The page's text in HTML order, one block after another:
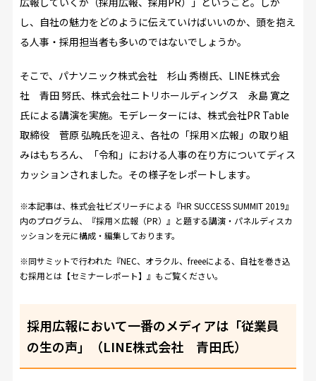
し、自社の魅力をどのように伝えていけばいいのか、頭を抱え
る人事・採用担当者も多いのではないでしょうか。
そこで、パナソニック株式会社 杉山 秀樹氏、LINE株式会
社 青田 努氏、株式会社ニトリホールディングス 永島 寛之
氏による講演を実施。モデレーターには、株式会社PR Table
取締役 菅原 弘暁氏を迎え、各社の「採用×広報」の取り組
みはもちろん、「令和」における人事の在り方についてディス
カッションされました。その様子をレポートします。
※本記事は、株式会社ビズリーチによる『HR SUCCESS SUMMIT 2019』
内のプログラム、『採用×広報（PR）』と題する講演・パネルディスカ
ッションを元に構成・編集しております。
※同サミットで行われた『NEC、オラクル、freeeによる、自社を巻き込
む採用とは【セミナーレポート】 』もご覧ください。
採用広報において一番のメディアは「従業員
の生の声」（LINE株式会社 青田氏）